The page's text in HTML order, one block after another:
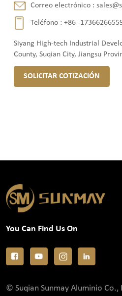
Correo electrónico :
Teléfono :+86 -
Siyang High-tech Industrial
County, Suqian City, Jiangsu
SOLICITAR COTIZACIÓN
You Can Find Us On
© Suqian Sunmay Aluminio